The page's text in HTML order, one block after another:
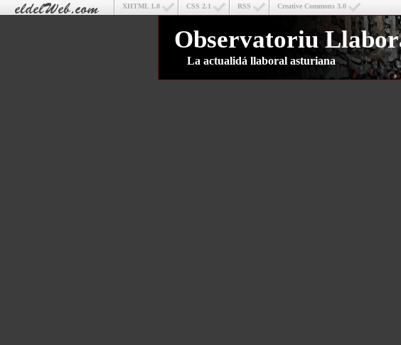
Creative Commons 3.0
RSS
CSS 2.1
XHTML 1.0
Observatoriu
La actualidá llaboral asturiana